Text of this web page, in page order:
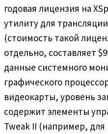
годовая лицензия на
утилиту для
(стоимость такой
отдельно, составляет
данные системного
графического
видеокарты, уровень
содержит элементы
Tweak II (например,